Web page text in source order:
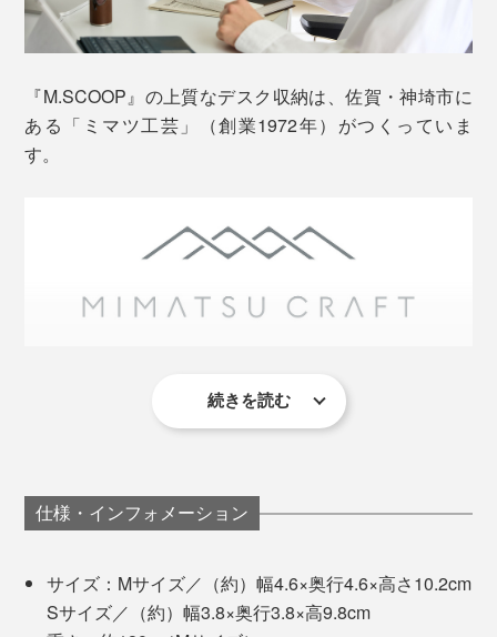
と、木ならではの温かみが伝わってくる……。
左から、ウォルナットの「D.Watcher」「Mobile catcher」「glasses place」
地よさを感じられるから、気持ちがととのって、仕事へ
集中できます。
本品は、『M.SCOOP』で1番人気のアイテム、
「D.Watcher（=腕時計置き）」です。
『M.SCOOP』の上質なデスク収納は、佐賀・神埼市に
ある「ミマツ工芸」（創業1972年）がつくっていま
す。
この地域は、昔から木工が盛んで、ミマツ工芸も、婚礼
音が出ます
続きを読む
仕様・インフォメーション
サイズ：Mサイズ／（約）幅4.6×奥行4.6×高さ10.2cm
Sサイズ／（約）幅3.8×奥行3.8×高9.8cm